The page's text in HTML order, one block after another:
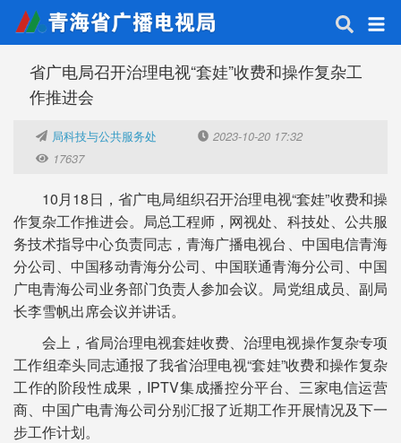
省广电局召开治理电视“套娃”收费和操作复杂工
作推进会
局科技与公共服务处
2023-10-20 17:32
17637
10月18日，省广电局组织召开治理电视“套娃”收费和操
作复杂工作推进会。局总工程师，网视处、科技处、公共服
务技术指导中心负责同志，青海广播电视台、中国电信青海
分公司、中国移动青海分公司、中国联通青海分公司、中国
广电青海公司业务部门负责人参加会议。局党组成员、副局
长李雪帆出席会议并讲话。
会上，省局治理电视套娃收费、治理电视操作复杂专项
工作组牵头同志通报了我省治理电视“套娃”收费和操作复杂
工作的阶段性成果，IPTV集成播控分平台、三家电信运营
商、中国广电青海公司分别汇报了近期工作开展情况及下一
步工作计划。